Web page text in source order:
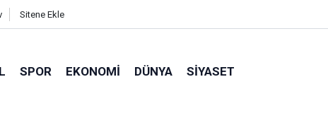
Sitene Ekle
SPOR EKONOMI DÜNYA SIYASET